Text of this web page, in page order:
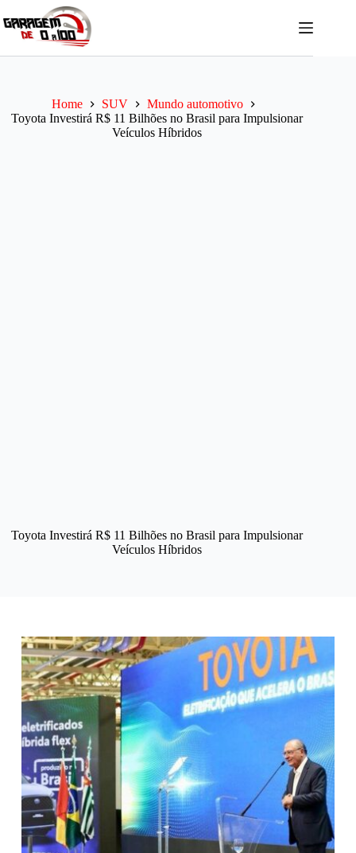
para
Home SUV
Mundo automotivo
Toyota Investirá R$ 11 Bilhões no Brasil para Impulsionar
Veículos Híbridos
Toyota Investirá R$ 11 Bilhões no Brasil para Impulsionar
Veículos Híbridos